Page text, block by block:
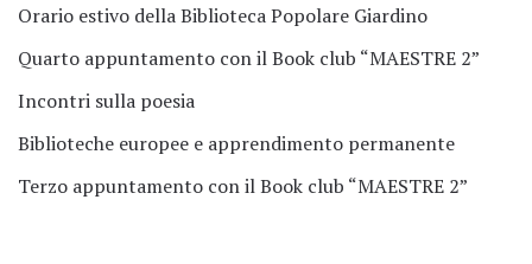
Orario estivo della Biblioteca Popolare Giardino
Quarto appuntamento con il Book club “MAESTRE 2”
Incontri sulla poesia
Biblioteche europee e apprendimento permanente
Terzo appuntamento con il Book club “MAESTRE 2”